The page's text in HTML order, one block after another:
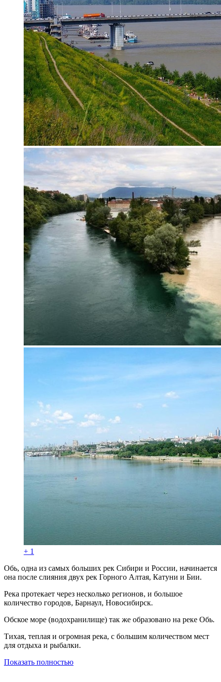
+ 1
Обь, одна из самых больших рек Сибири и России, начинается
она после слияния двух рек Горного Алтая, Катуни и Бии.
Река протекает через несколько регионов, и большое
количество городов, Барнаул, Новосибирск.
Обское море (водохранилище) так же образовано на реке Обь.
Тихая, теплая и огромная река, с большим количеством мест
для отдыха и рыбалки.
Показать полностью